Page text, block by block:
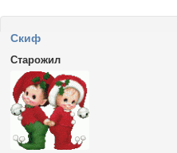
Cкиф
Старожил